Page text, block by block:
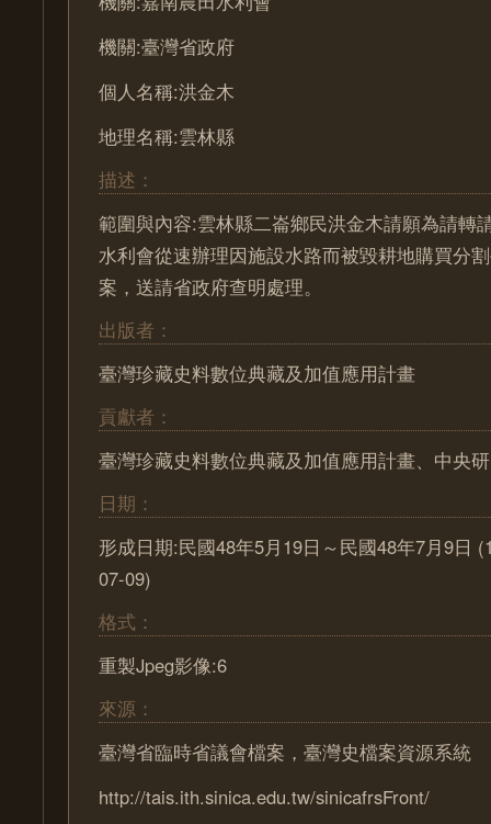
機關:臺灣省政府
個人名稱:洪金木
地理名稱:雲林縣
描述：
範圍與內容:雲林縣二崙鄉民洪金木請願為請轉
水利會從速辦理因施設水路而被毀耕地購買分
案，送請省政府查明處理。
出版者：
臺灣珍藏史料數位典藏及加值應用計畫
貢獻者：
臺灣珍藏史料數位典藏及加值應用計畫、中央
日期：
形成日期:民國48年5月19日～民國48年7月9日
07-09)
格式：
重製Jpeg影像:6
來源：
臺灣省臨時省議會檔案，臺灣史檔案資源系統
http://tais.ith.sinica.edu.tw/sinicafrsFront/